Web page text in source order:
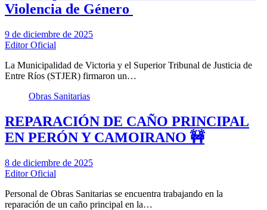
Violencia de Género
9 de diciembre de 2025
Editor Oficial
La Municipalidad de Victoria y el Superior Tribunal de Justicia de
Entre Ríos (STJER) firmaron un…
Obras Sanitarias
REPARACIÓN DE CAÑO PRINCIPAL
EN PERÓN Y CAMOIRANO 🚧
8 de diciembre de 2025
Editor Oficial
Personal de Obras Sanitarias se encuentra trabajando en la
reparación de un caño principal en la…